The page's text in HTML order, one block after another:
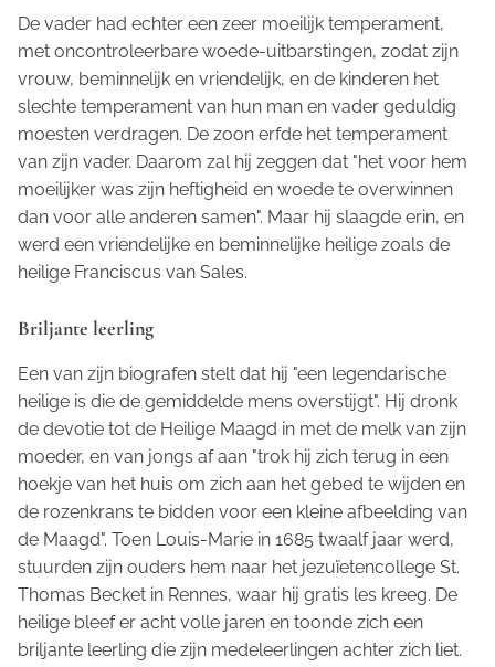
De vader had echter een zeer moeilijk temperament,
met oncontroleerbare woede-uitbarstingen, zodat zijn
vrouw, beminnelijk en vriendelijk, en de kinderen het
slechte temperament van hun man en vader geduldig
moesten verdragen. De zoon erfde het temperament
van zijn vader. Daarom zal hij zeggen dat "het voor hem
moeilijker was zijn heftigheid en woede te overwinnen
dan voor alle anderen samen". Maar hij slaagde erin, en
werd een vriendelijke en beminnelijke heilige zoals de
heilige Franciscus van Sales.
Briljante leerling
Een van zijn biografen stelt dat hij "een legendarische
heilige is die de gemiddelde mens overstijgt". Hij dronk
de devotie tot de Heilige Maagd in met de melk van zijn
moeder, en van jongs af aan "trok hij zich terug in een
hoekje van het huis om zich aan het gebed te wijden en
de rozenkrans te bidden voor een kleine afbeelding van
de Maagd". Toen Louis-Marie in 1685 twaalf jaar werd,
stuurden zijn ouders hem naar het jezuïetencollege St.
Thomas Becket in Rennes, waar hij gratis les kreeg. De
heilige bleef er acht volle jaren en toonde zich een
briljante leerling die zijn medeleerlingen achter zich liet.